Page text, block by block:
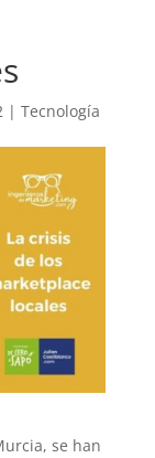
| Tecnología
se han